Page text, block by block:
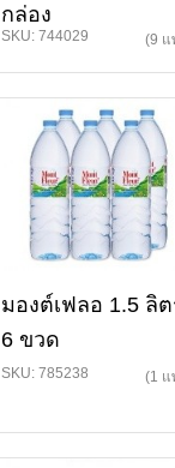
กล่อง
SKU: 744029 (9 แ
มองต์เฟลอ 1.5 ลิ
6 ขวด
SKU: 785238 (1 แ